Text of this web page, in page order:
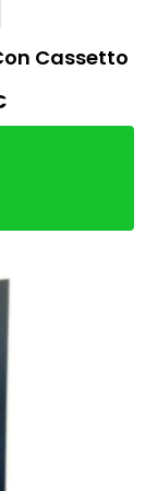
Cassetto